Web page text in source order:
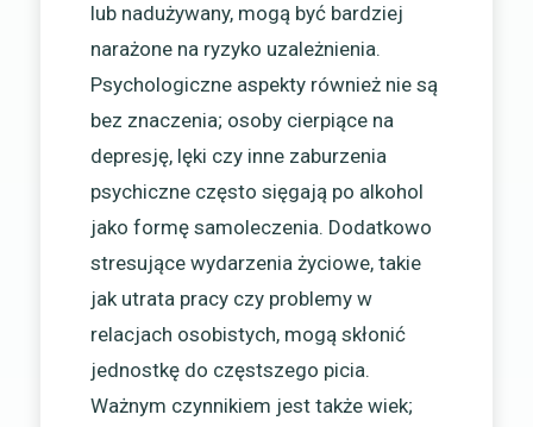
lub nadużywany, mogą być bardziej
narażone na ryzyko uzależnienia.
Psychologiczne aspekty również nie są
bez znaczenia; osoby cierpiące na
depresję, lęki czy inne zaburzenia
psychiczne często sięgają po alkohol
jako formę samoleczenia. Dodatkowo
stresujące wydarzenia życiowe, takie
jak utrata pracy czy problemy w
relacjach osobistych, mogą skłonić
jednostkę do częstszego picia.
Ważnym czynnikiem jest także wiek;